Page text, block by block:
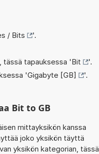
/ Bits
'.
tässä tapauksessa 'Bit
'.
'Gigabyte [GB] '.
Bit to GB
mittayksikön kanssa
joko yksikön täyttä
yksikön kategorian, tässä